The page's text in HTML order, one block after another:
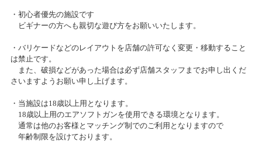
2017/01/10
宝くじチャンス 当選番号発表
2016/11/28
ニコニコ感謝祭当選者様発表
2015/12/01
『秋のニコニコ感謝祭』プレゼント当選者発表
2015/10/20
タムタム札幌店ジオラマ展示会「これこそ模型の醍醐味っし
2024/02/05(月)～2024/03/31(日)
カテゴリ：鉄道模型
2024/01/27(土)～2024/02/26(月)
カテゴリ：キャンペーン
・初心者優先の施設です
ビギナーの方へも親切な遊び方をお願いいたします。
・バリケードなどのレイアウトを店舗の許可なく変更・移動すること
は禁止です。
また、破損などがあった場合は必ず店舗スタッフまでお申し出くだ
さいますようお願い申し上げます。
・当施設は18歳以上用となります。
18歳以上用のエアソフトガンを使用できる環境となります。
通常は他のお客様とマッチング制でのご利用となりますので
年齢制限を設けております。